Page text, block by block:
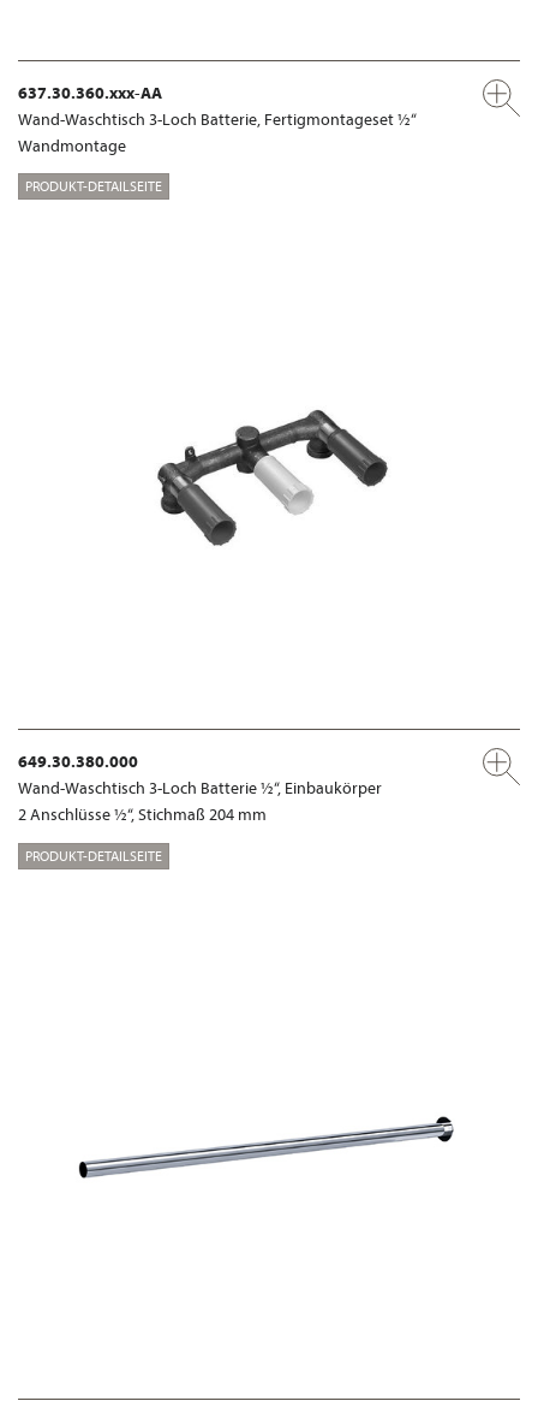
637.30.360.xxx-AA
Wand-Waschtisch 3-Loch Batterie, Fertigmontageset ½“
Wandmontage
PRODUKT-DETAILSEITE
649.30.380.000
Wand-Waschtisch 3-Loch Batterie ½“, Einbaukörper
2 Anschlüsse ½“, Stichmaß 204 mm
PRODUKT-DETAILSEITE